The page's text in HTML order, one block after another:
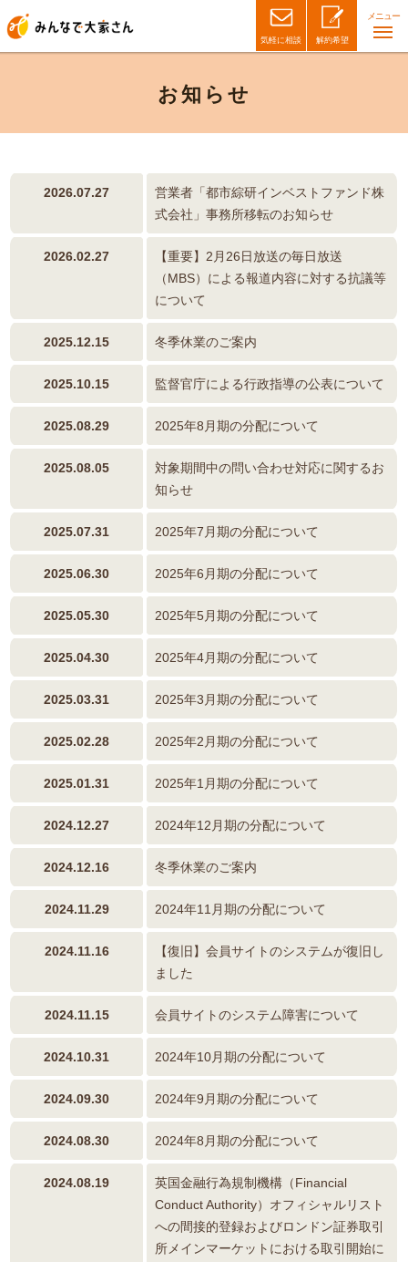
気軽に相談 解約希望
メニュー
お知らせ
2026.07.27
営業者「都市綜研インベストファンド株
式会社」事務所移転のお知らせ
2026.02.27
【重要】2月26日放送の毎日放送
（MBS）による報道内容に対する抗議等
について
2025.12.15 冬季休業のご案内
2025.10.15 監督官庁による行政指導の公表について
2025.08.29 2025年8月期の分配について
2025.08.05
対象期間中の問い合わせ対応に関するお
知らせ
2025.07.31 2025年7月期の分配について
2025.06.30 2025年6月期の分配について
2025.05.30 2025年5月期の分配について
2025.04.30 2025年4月期の分配について
2025.03.31 2025年3月期の分配について
2025.02.28 2025年2月期の分配について
2025.01.31 2025年1月期の分配について
2024.12.27 2024年12月期の分配について
2024.12.16 冬季休業のご案内
2024.11.29 2024年11月期の分配について
2024.11.16
【復旧】会員サイトのシステムが復旧し
ました
2024.11.15 会員サイトのシステム障害について
2024.10.31 2024年10月期の分配について
2024.09.30 2024年9月期の分配について
2024.08.30 2024年8月期の分配について
2024.08.19
英国金融行為規制機構（Financial
Conduct Authority）オフィシャルリスト
への間接的登録およびロンドン証券取引
所メインマーケットにおける取引開始に